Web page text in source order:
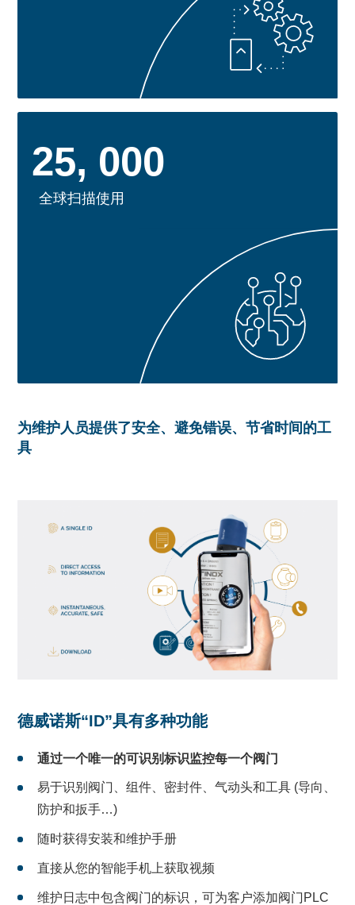
25, 000
全球扫描使用
为维护人员提供了安全、避免错误、节省时间的工
具
德威诺斯“ID”具有多种功能
通过一个唯一的可识别标识监控每一个阀门
易于识别阀门、组件、密封件、气动头和工具 (导向、
防护和扳手…)
随时获得安装和维护手册
直接从您的智能手机上获取视频
维护日志中包含阀门的标识，可为客户添加阀门PLC